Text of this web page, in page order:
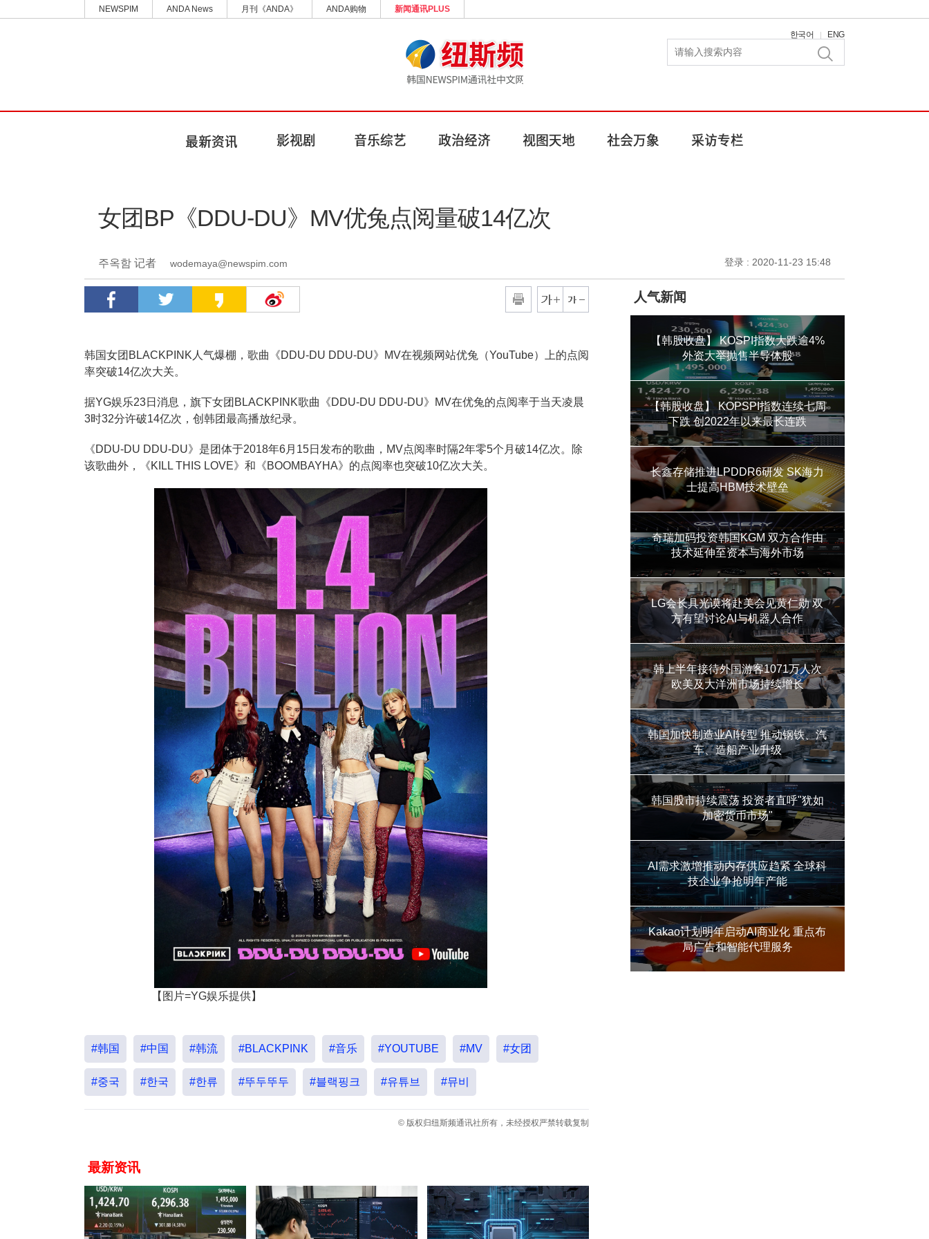
NEWSPIM ANDA News 月刊《ANDA》 ANDA购物 新闻通讯PLUS
한국어 | ENG
女团BP《DDU-DU》MV优兔点阅量破14亿次
주옥함 记者 wodemaya@newspim.com 登录 : 2020-11-23 15:48
韩国女团BLACKPINK人气爆棚，歌曲《DDU-DU DDU-DU》MV在视频网站优兔（YouTube）上的点阅
率突破14亿次大关。
据YG娱乐23日消息，旗下女团BLACKPINK歌曲《DDU-DU DDU-DU》MV在优兔的点阅率于当天凌晨
3时32分许破14亿次，创韩团最高播放纪录。
《DDU-DU DDU-DU》是团体于2018年6月15日发布的歌曲，MV点阅率时隔2年零5个月破14亿次。除
该歌曲外，《KILL THIS LOVE》和《BOOMBAYHA》的点阅率也突破10亿次大关。
【图片=YG娱乐提供】
#韩国 #中国 #韩流 #BLACKPINK #音乐 #YOUTUBE #MV #女团
#중국 #한국 #한류 #뚜두뚜두 #블랙핑크 #유튜브 #뮤비
© 版权归纽斯频通讯社所有，未经授权严禁转载复制
最新资讯
人气新闻
【韩股收盘】 KOSPI指数大跌逾4%
外资大举抛售半导体股
【韩股收盘】 KOPSPI指数连续七周
下跌 创2022年以来最长连跌
长鑫存储推进LPDDR6研发 SK海力
士提高HBM技术壁垒
奇瑞加码投资韩国KGM 双方合作由
技术延伸至资本与海外市场
LG会长具光谟将赴美会见黄仁勋 双
方有望讨论AI与机器人合作
韩上半年接待外国游客1071万人次
欧美及大洋洲市场持续增长
韩国加快制造业AI转型 推动钢铁、汽
车、造船产业升级
韩国股市持续震荡 投资者直呼"犹如
加密货币市场"
AI需求激增推动内存供应趋紧 全球科
技企业争抢明年产能
Kakao计划明年启动AI商业化 重点布
局广告和智能代理服务